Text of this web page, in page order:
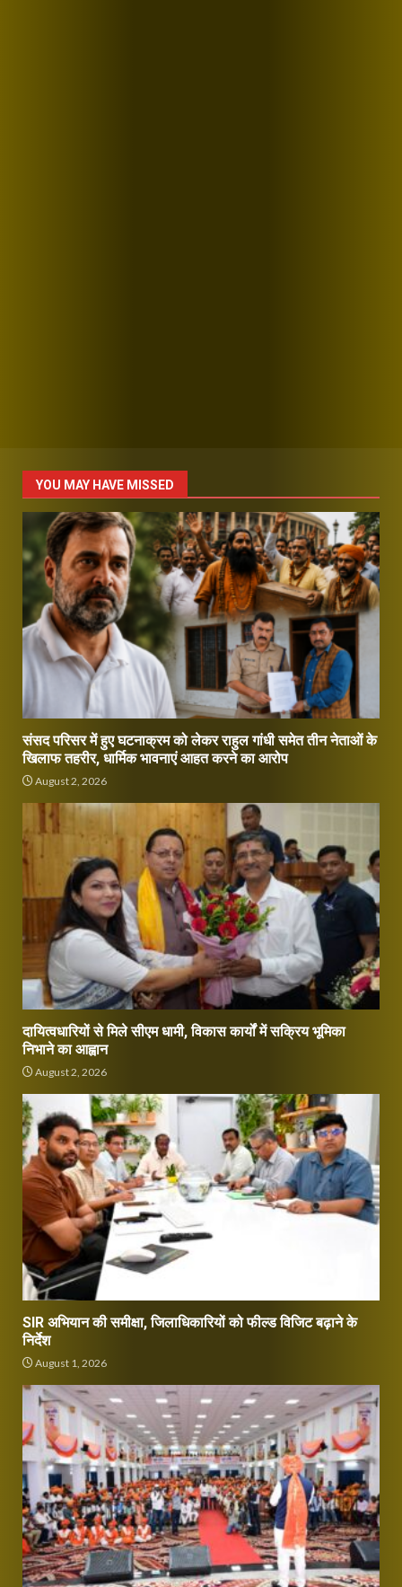
YOU MAY HAVE MISSED
संसद परिसर में हुए घटनाक्रम को लेकर राहुल गांधी समेत तीन नेताओं के
खिलाफ तहरीर, धार्मिक भावनाएं आहत करने का आरोप
August 2, 2026
दायित्वधारियों से मिले सीएम धामी, विकास कार्यों में सक्रिय भूमिका
निभाने का आह्वान
August 2, 2026
SIR अभियान की समीक्षा, जिलाधिकारियों को फील्ड विजिट बढ़ाने के
निर्देश
August 1, 2026